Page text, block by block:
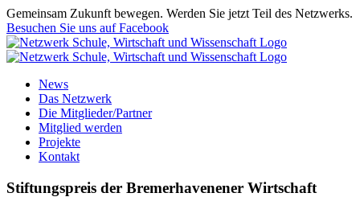
Zum
Inhalt
springen
Gemeinsam Zukunft bewegen. Werden Sie jetzt Teil des Netzwerks.
Besuchen Sie uns auf Facebook
News
Das Netzwerk
Die Mitglieder/Partner
Mitglied werden
Projekte
Kontakt
Stiftungspreis der Bremerhavenener Wirtschaft